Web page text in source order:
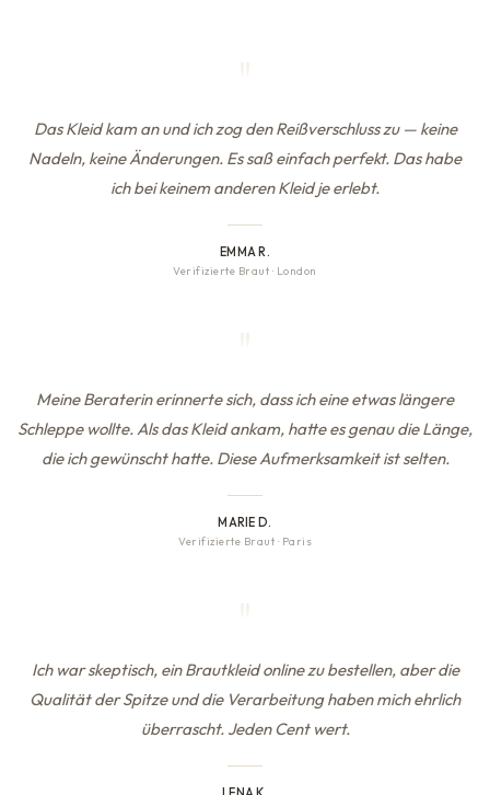
Das Kleid kam an und ich zog den Reißverschluss zu — keine
Nadeln, keine Änderungen. Es saß einfach perfekt. Das habe
ich bei keinem anderen Kleid je erlebt.
EMMA R.
Verifizierte Braut · London
Meine Beraterin erinnerte sich, dass ich eine etwas längere
Schleppe wollte. Als das Kleid ankam, hatte es genau die Länge,
die ich gewünscht hatte. Diese Aufmerksamkeit ist selten.
MARIE D.
Verifizierte Braut · Paris
Ich war skeptisch, ein Brautkleid online zu bestellen, aber die
Qualität der Spitze und die Verarbeitung haben mich ehrlich
überrascht. Jeden Cent wert.